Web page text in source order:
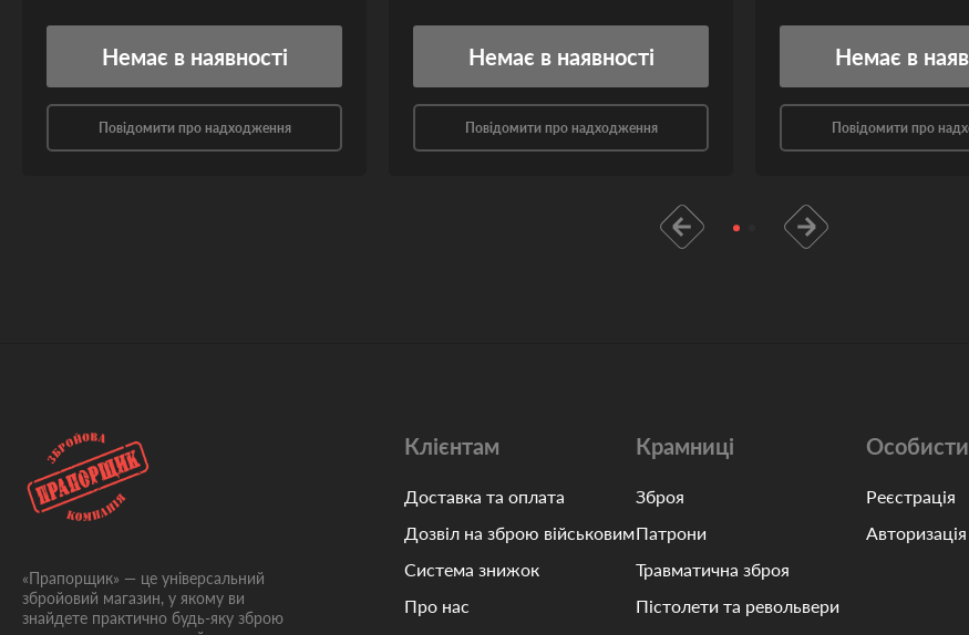
Немає в наявності
Повідомити про надходження
Немає в наявності
Повідомити про надходження
Немає в
Повідомити про
«Прапорщик» — це універсальний
збройовий магазин, у якому ви
знайдете практично будь-яку зброю
Клієнтам
Доставка та оплата
Дозвіл на зброю військовим
Система знижок
Про нас
Крамниці
Зброя
Патрони
Травматична зброя
Пістолети та револьвери
Реєстрація
Авторизація